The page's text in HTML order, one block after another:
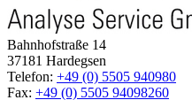
Bahnhofstraße 14
37181 Hardegsen
Telefon: +49 (0) 5505 940980
Fax: +49 (0) 5505 94098260